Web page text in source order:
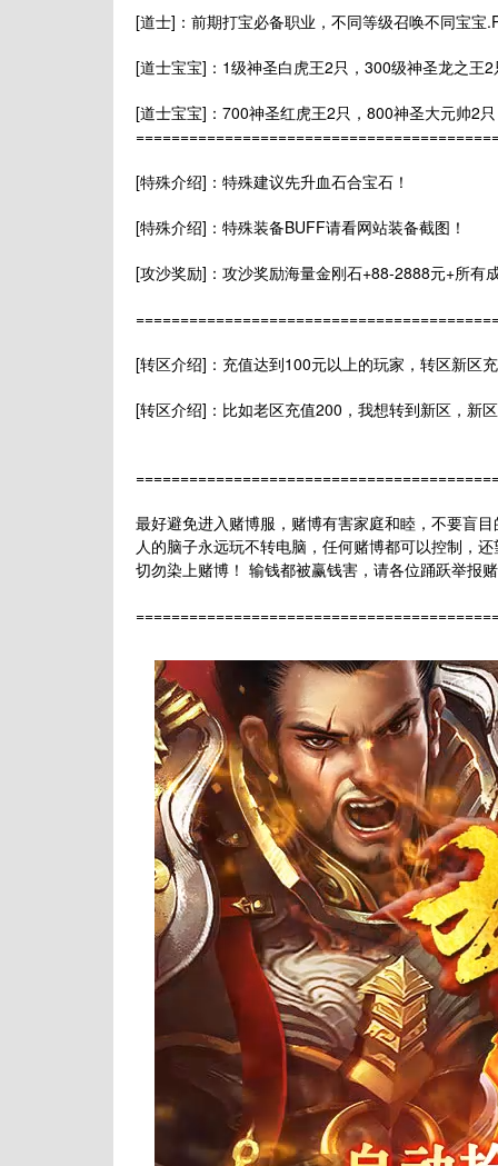
[道士]：前期打宝必备职业，不同等级召唤不同宝宝
[道士宝宝]：1级神圣白虎王2只，300级神圣龙之王
[道士宝宝]：700神圣红虎王2只，800神圣大元帅2
[特殊介绍]：特殊建议先升血石合宝石！
[特殊介绍]：特殊装备BUFF请看网站装备截图！
[攻沙奖励]：攻沙奖励海量金刚石+88-2888元+所有
[转区介绍]：充值达到100元以上的玩家，转区新区
[转区介绍]：比如老区充值200，我想转到新区，新
最好避免进入赌博服，赌博有害家庭和睦，不要盲
人的脑子永远玩不转电脑，任何赌博都可以控制，
切勿染上赌博！ 输钱都被赢钱害，请各位踊跃举报